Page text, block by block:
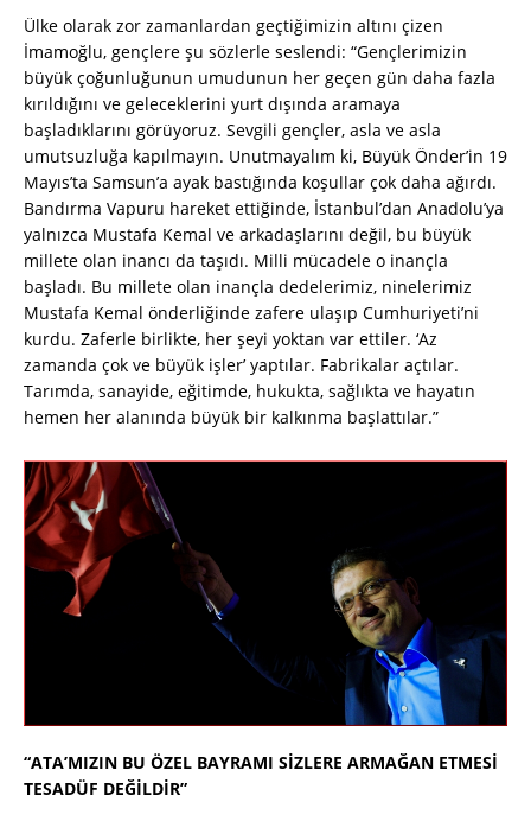
Ülke olarak zor zamanlardan geçtiğimizin altını çizen
İmamoğlu, gençlere şu sözlerle seslendi: “Gençlerimizin
büyük çoğunluğunun umudunun her geçen gün daha fazla
kırıldığını ve geleceklerini yurt dışında aramaya
başladıklarını görüyoruz. Sevgili gençler, asla ve asla
umutsuzluğa kapılmayın. Unutmayalım ki, Büyük Önder’in 19
Mayıs’ta Samsun’a ayak bastığında koşullar çok daha ağırdı.
Bandırma Vapuru hareket ettiğinde, İstanbul’dan Anadolu’ya
yalnızca Mustafa Kemal ve arkadaşlarını değil, bu büyük
millete olan inancı da taşıdı. Milli mücadele o inançla
başladı. Bu millete olan inançla dedelerimiz, ninelerimiz
Mustafa Kemal önderliğinde zafere ulaşıp Cumhuriyeti’ni
kurdu. Zaferle birlikte, her şeyi yoktan var ettiler. ‘Az
zamanda çok ve büyük işler’ yaptılar. Fabrikalar açtılar.
Tarımda, sanayide, eğitimde, hukukta, sağlıkta ve hayatın
hemen her alanında büyük bir kalkınma başlattılar.”
“ATA’MIZIN BU ÖZEL BAYRAMI SİZLERE ARMAĞAN ETMESİ
TESADÜF DEĞİLDİR”